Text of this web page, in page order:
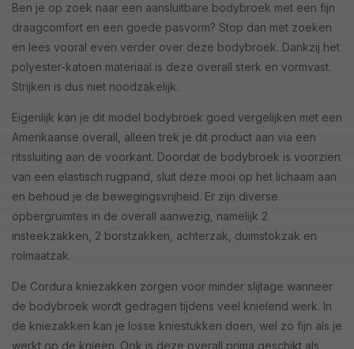
Ben je op zoek naar een aansluitbare bodybroek met een fijn
draagcomfort en een goede pasvorm? Stop dan met zoeken
en lees vooral even verder over deze bodybroek. Dankzij het
polyester-katoen materiaal is deze overall sterk en vormvast.
Strijken is dus niet noodzakelijk.
Eigenlijk kan je dit model bodybroek goed vergelijken met een
Amerikaanse overall, alleen trek je dit product aan via een
ritssluiting aan de voorkant. Doordat de bodybroek is voorzien
van een elastisch rugpand, sluit deze mooi op het lichaam aan
en behoud je de bewegingsvrijheid. Er zijn diverse
opbergruimtes in de overall aanwezig, namelijk 2
insteekzakken, 2 borstzakken, achterzak, duimstokzak en
rolmaatzak.
De Cordura kniezakken zorgen voor minder slijtage wanneer
de bodybroek wordt gedragen tijdens veel knielend werk. In
de kniezakken kan je losse kniestukken doen, wel zo fijn als je
werkt op de knieën. Ook is deze overall prima geschikt als